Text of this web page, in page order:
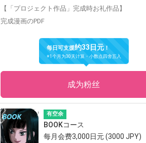
【「プロジェクト作品」完成時お礼作品】
完成漫画のPDF
每日可支援约33日元！
※1个月为30天计算・小数点四舍五入
成为粉丝
有空余
BOOKコース
每月会费3,000日元 (3000 JPY)